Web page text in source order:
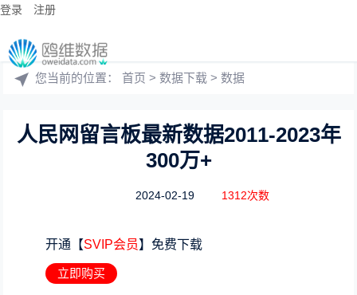
登录 注册
您当前的位置：首页 >数据下载 >数据
人民网留言板最新数据2011-2023年
300万+
2024-02-19 1312次数
开通【SVIP会员】免费下载
立即购买